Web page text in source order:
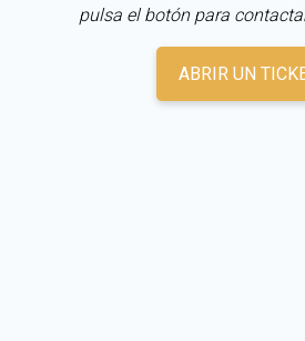
pulsa el botón para
ABRIR UN